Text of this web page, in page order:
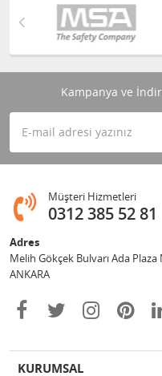
Kampanya ve
Müşteri Hizmetleri
0312 385 52 81
Adres
Melih Gökçek Bulvarı Ada
ANKARA
KURUMSAL